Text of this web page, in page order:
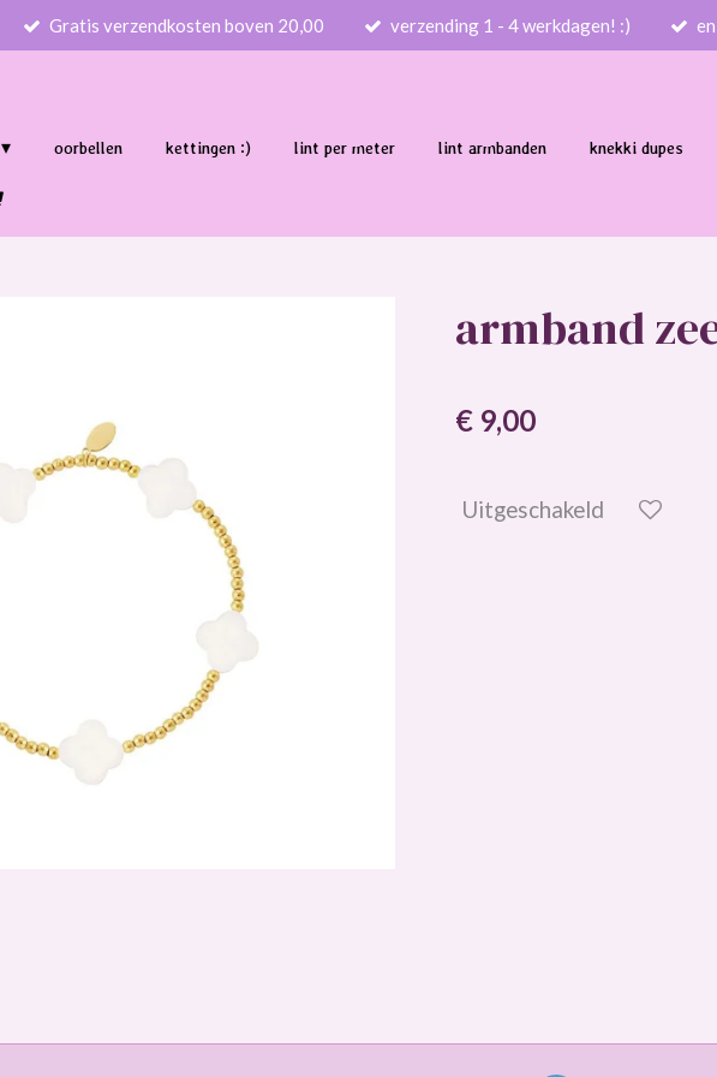
Gratis verzendkosten boven 20,00 verzending 1 - 4 werkdagen! :)
oorbellen kettingen :) lint per meter lint armbanden knekki dupes
armband
€ 9,00
Uitgeschakeld